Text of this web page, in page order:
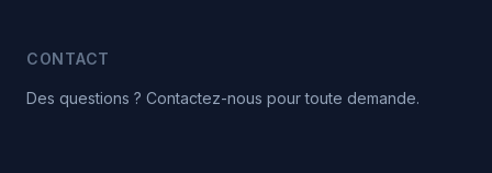
CONTACT
Des questions ? Contactez-nous pour toute demande.